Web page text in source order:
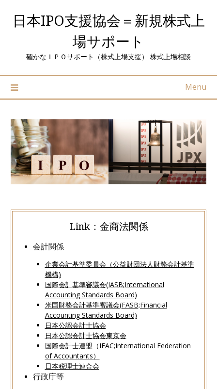
content
日本IPO支援協会＝新規株式上
場サポート
確かなＩＰＯサポート（株式上場支援） 株式上場相談
Menu
Link：金商法関係
会計関係
企業会計基準委員会（公益財団法人財務会計基準
機構)
国際会計基準審議会(IASB;International
Accounting Standards Board)
米国財務会計基準審議会(FASB;Financial
Accounting Standards Board)
日本公認会計士協会
日本公認会計士協会東京会
国際会計士連盟（IFAC;International Federation
of Accountants）
日本税理士連合会
行政庁等